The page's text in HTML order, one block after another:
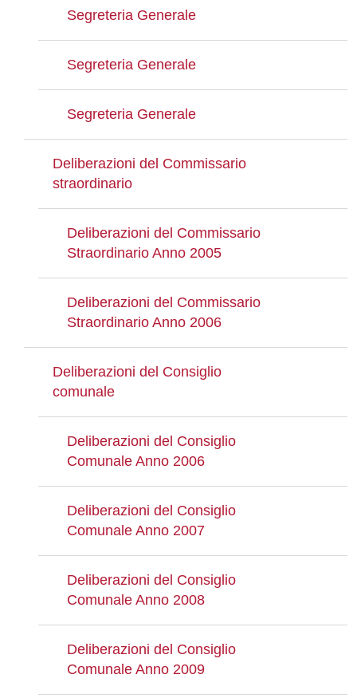
Segreteria Generale
Segreteria Generale
Segreteria Generale
Deliberazioni del Commissario
straordinario
Deliberazioni del Commissario
Straordinario Anno 2005
Deliberazioni del Commissario
Straordinario Anno 2006
Deliberazioni del Consiglio
comunale
Deliberazioni del Consiglio
Comunale Anno 2006
Deliberazioni del Consiglio
Comunale Anno 2007
Deliberazioni del Consiglio
Comunale Anno 2008
Deliberazioni del Consiglio
Comunale Anno 2009